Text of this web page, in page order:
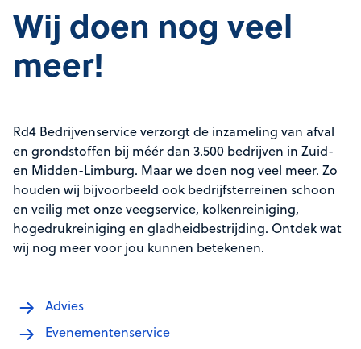
Wij doen nog veel
meer!
Rd4 Bedrijvenservice verzorgt de inzameling van afval
en grondstoffen bij méér dan 3.500 bedrijven in Zuid-
en Midden-Limburg. Maar we doen nog veel meer. Zo
houden wij bijvoorbeeld ook bedrijfsterreinen schoon
en veilig met onze veegservice, kolkenreiniging,
hogedrukreiniging en gladheidbestrijding. Ontdek wat
wij nog meer voor jou kunnen betekenen.
Advies
Evenementenservice